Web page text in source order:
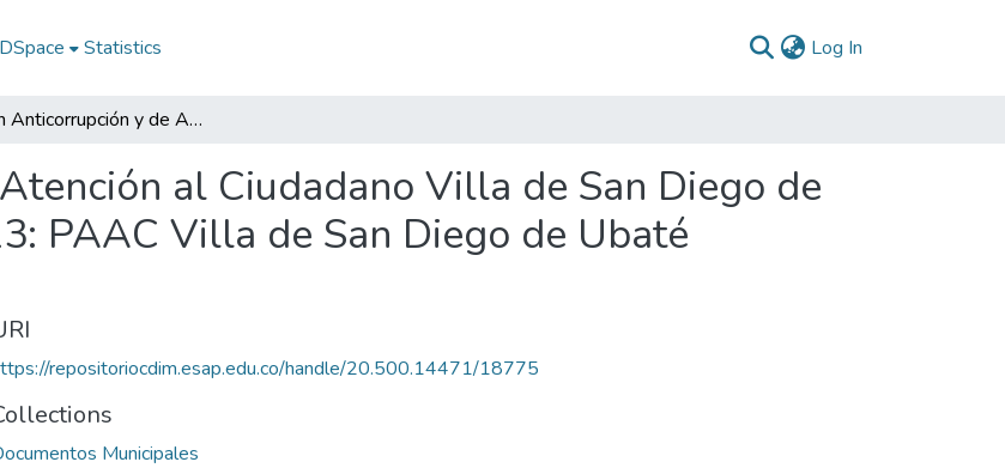
Statistics Log In
Plan Anticorrupción y de Atención al Ciudadano Villa de San Diego de Ubaté Cundinamarca 2013: PAAC Villa de San Diego de Ubaté Cundinamarca 2013
al Ciudadano Villa de San Diego de
PAAC Villa de San Diego de Ubaté
repositoriocdim.esap.edu.co/handle/20.500.14471/18775
Municipales